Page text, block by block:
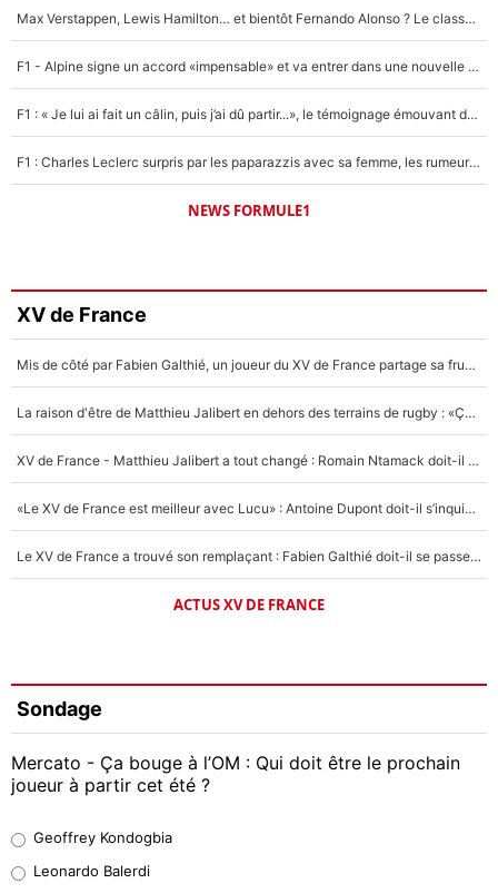
Max Verstappen, Lewis Hamilton… et bientôt Fernando Alonso ? Le classement des pilotes les mieux payés en Formule 1 risque de changer !
F1 - Alpine signe un accord «impensable» et va entrer dans une nouvelle dimension : Grande nouvelle pour Pierre Gasly !
F1 : « Je lui ai fait un câlin, puis j’ai dû partir...», le témoignage émouvant de Max Verstappen sur sa fille
F1 : Charles Leclerc surpris par les paparazzis avec sa femme, les rumeurs étaient vraies !
NEWS FORMULE1
XV de France
Mis de côté par Fabien Galthié, un joueur du XV de France partage sa frustration : «ils ne me l’ont pas dit tout de suite»
La raison d'être de Matthieu Jalibert en dehors des terrains de rugby : «Ça m'atteint autant que si tu touches à un membre de ma famille»
XV de France - Matthieu Jalibert a tout changé : Romain Ntamack doit-il s’inquiéter pour sa place à un an de la Coupe du monde ?
«Le XV de France est meilleur avec Lucu» : Antoine Dupont doit-il s’inquiéter pour sa place ?
Le XV de France a trouvé son remplaçant : Fabien Galthié doit-il se passer d'Antoine Dupont ?
ACTUS XV DE FRANCE
Sondage
Mercato - Ça bouge à l’OM : Qui doit être le prochain
joueur à partir cet été ?
38%
Geoffrey Kondogbia
Leonardo Balerdi